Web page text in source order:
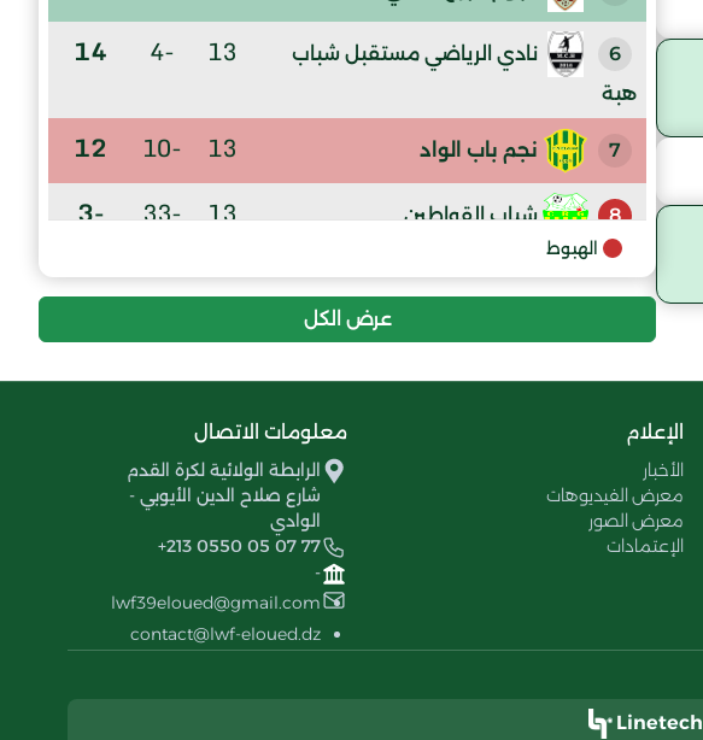
6
نادي الرياضي مستقبل شباب
هبة
13
-4
14
7 نجم باب الواد 13
-10
12
8 شباب القواطين 13
-33
-3
الهبوط
عرض الكل
الإعلام
الأخبار
معرض الفيديوهات
معرض الصور
الإعتمادات
معلومات الاتصال
الرابطة الولائية لكرة القدم
شارع صلاح الدين الأيوبي -
الوادي
+213 0550 05 07 77
-
lwf39eloued@gmail.com
contact@lwf-eloued.dz
Linetech